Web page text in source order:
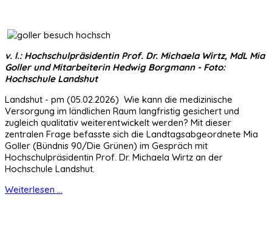
v. l.: Hochschulpräsidentin Prof. Dr. Michaela Wirtz, MdL Mia
Goller und Mitarbeiterin Hedwig Borgmann - Foto:
Hochschule Landshut
Landshut - pm (05.02.2026) Wie kann die medizinische
Versorgung im ländlichen Raum langfristig gesichert und
zugleich qualitativ weiterentwickelt werden? Mit dieser
zentralen Frage befasste sich die Landtagsabgeordnete Mia
Goller (Bündnis 90/Die Grünen) im Gespräch mit
Hochschulpräsidentin Prof. Dr. Michaela Wirtz an der
Hochschule Landshut.
Weiterlesen ...